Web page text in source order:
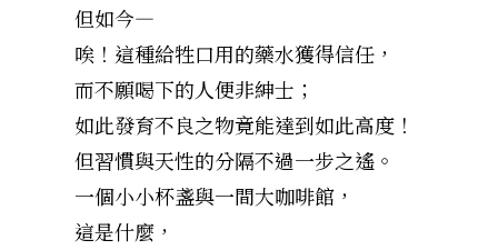
但如今—
唉！這種給牲口用的藥水獲得信任，
而不願喝下的人便非紳士；
如此發育不良之物竟能達到如此高度！
但習慣與天性的分隔不過一步之遙。
一個小小杯盞與一間大咖啡館，
這是什麼，